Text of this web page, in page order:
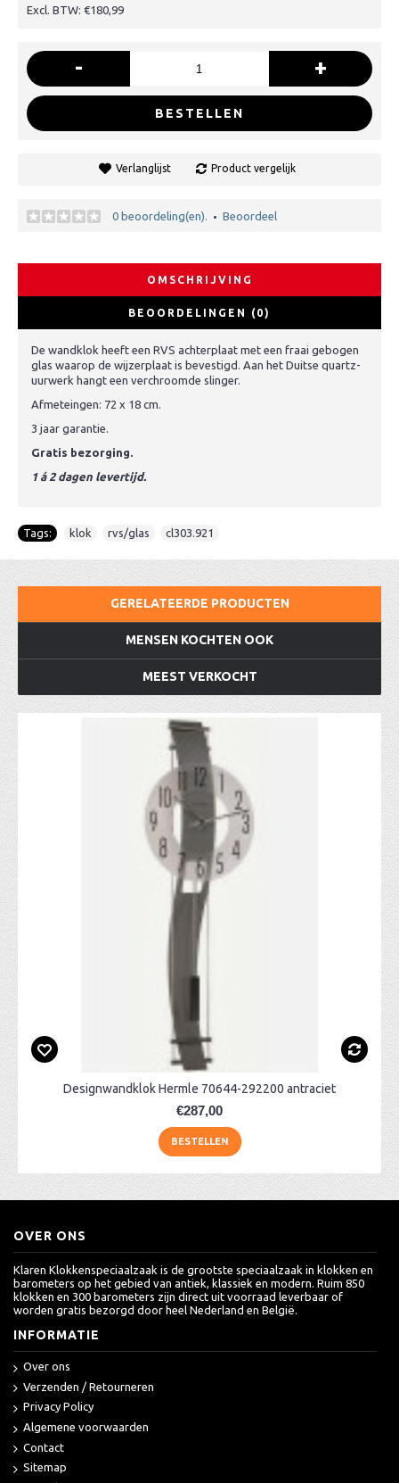
Excl. BTW: €180,99
- +
BESTELLEN
Verlanglijst Product vergelijk
0 beoordeling(en). • Beoordeel
OMSCHRIJVING
BEOORDELINGEN (0)
De wandklok heeft een RVS achterplaat met een fraai gebogen
glas waarop de wijzerplaat is bevestigd. Aan het Duitse quartz-
uurwerk hangt een verchroomde slinger.
Afmeteingen: 72 x 18 cm.
3 jaar garantie.
Gratis bezorging.
1 á 2 dagen levertijd.
Tags: klok rvs/glas cl303.921
GERELATEERDE PRODUCTEN
MENSEN KOCHTEN OOK
MEEST VERKOCHT
Designwandklok Hermle 70644-292200 antraciet
€287,00
BESTELLEN
OVER ONS
Klaren Klokkenspeciaalzaak is de grootste speciaalzaak in klokken en
barometers op het gebied van antiek, klassiek en modern. Ruim 850
klokken en 300 barometers zijn direct uit voorraad leverbaar of
worden gratis bezorgd door heel Nederland en België.
INFORMATIE
Over ons
Verzenden / Retourneren
Privacy Policy
Algemene voorwaarden
Contact
Sitemap